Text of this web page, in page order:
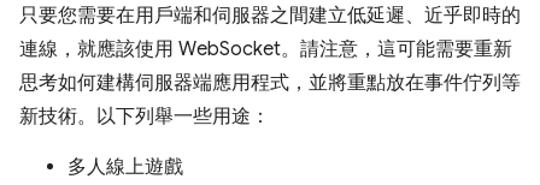
只要您需要在用戶端和伺服器之間建立低延遲、近乎即時的
連線，就應該使用 WebSocket。請注意，這可能需要重新
思考如何建構伺服器端應用程式，並將重點放在事件佇列等
新技術。以下列舉一些用途：
多人線上遊戲